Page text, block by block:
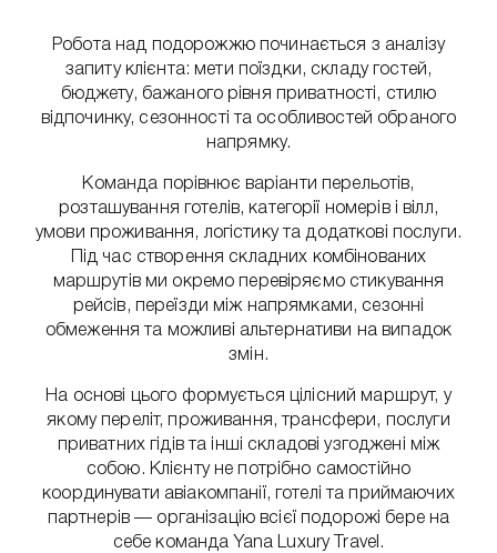
Робота над подорожжю починається з аналізу
запиту клієнта: мети поїздки, складу гостей,
бюджету, бажаного рівня приватності, стилю
відпочинку, сезонності та особливостей обраного
напрямку.
Команда порівнює варіанти перельотів,
розташування готелів, категорії номерів і вілл,
умови проживання, логістику та додаткові послуги.
Під час створення складних комбінованих
маршрутів ми окремо перевіряємо стикування
рейсів, переїзди між напрямками, сезонні
обмеження та можливі альтернативи на випадок
змін.
На основі цього формується цілісний маршрут, у
якому переліт, проживання, трансфери, послуги
приватних гідів та інші складові узгоджені між
собою. Клієнту не потрібно самостійно
координувати авіакомпанії, готелі та приймаючих
партнерів — організацію всієї подорожі бере на
себе команда Yana Luxury Travel.